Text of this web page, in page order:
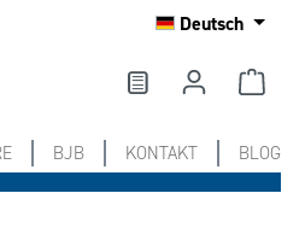
Deutsch
BJB KONTAKT BLOG